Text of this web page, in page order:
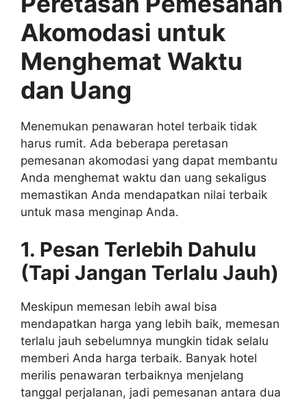
Akomodasi untuk
Menghemat Waktu
dan Uang
Menemukan penawaran hotel terbaik tidak
harus rumit. Ada beberapa peretasan
pemesanan akomodasi yang dapat membantu
Anda menghemat waktu dan uang sekaligus
memastikan Anda mendapatkan nilai terbaik
untuk masa menginap Anda.
1. Pesan Terlebih Dahulu
(Tapi Jangan Terlalu Jauh)
Meskipun memesan lebih awal bisa
mendapatkan harga yang lebih baik, memesan
terlalu jauh sebelumnya mungkin tidak selalu
memberi Anda harga terbaik. Banyak hotel
merilis penawaran terbaiknya menjelang
tanggal perjalanan, jadi pemesanan antara dua